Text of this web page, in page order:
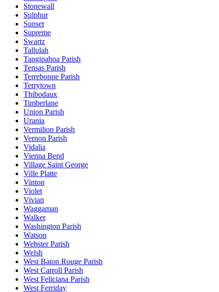
Stonewall
Sulphur
Sunset
Supreme
Swartz
Tallulah
Tangipahoa Parish
Tensas Parish
Terrebonne Parish
Terrytown
Thibodaux
Timberlane
Union Parish
Urania
Vermilion Parish
Vernon Parish
Vidalia
Vienna Bend
Village Saint George
Ville Platte
Vinton
Violet
Vivian
Waggaman
Walker
Washington Parish
Watson
Webster Parish
Welsh
West Baton Rouge Parish
West Carroll Parish
West Feliciana Parish
West Ferriday